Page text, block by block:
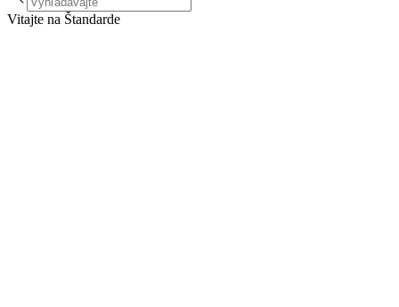
Vitajte na Štandarde